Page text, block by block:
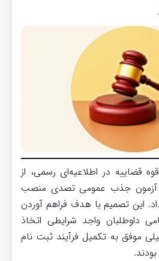
قضاییه در اطلاعیه‌ای رسمی، از
آزمون جذب عمومی تصدی منصب
۱۴۰۴ خبر داد. این تصمیم با هدف فراهم آوردن
داوطلبان واجد شرایطی اتخاذ
موفق به تکمیل فرآیند ثبت نام